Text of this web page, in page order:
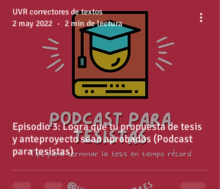
Episodio 3: Logra que tu propuesta de tesis
y anteproyecto sean aprobados (Podcast
para tesistas)
UVR correctores de textos
2 may 2022
2 min de lectura